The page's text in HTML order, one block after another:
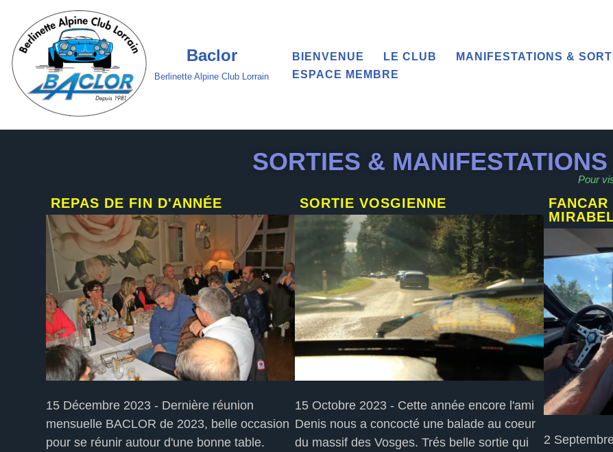
Aller
au
contenu
Baclor
Berlinette Alpine Club Lorrain
BIENVENUE LE CLUB MANIFESTATIONS &
ESPACE MEMBRE
SORTIES &
Pour
REPAS DE FIN D'ANNÉE
15 Décembre 2023 - Dernière réunion
mensuelle BACLOR de 2023, belle occasion
pour se réunir autour d'une bonne table.
SORTIE VOSGIENNE
15 Octobre 2023 - Cette année encore l'ami
Denis nous a concocté une balade au coeur
du massif des Vosges. Trés belle sortie qui
2